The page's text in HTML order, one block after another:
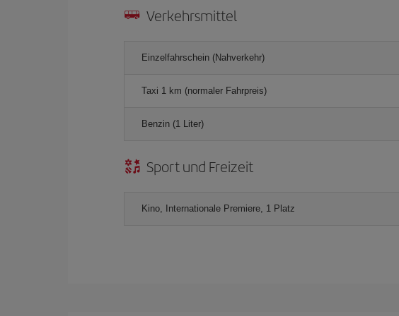
Verkehrsmittel
Einzelfahrschein (Nahverkehr)
Taxi 1 km (normaler Fahrpreis)
Benzin (1 Liter)
Sport und Freizeit
Kino, Internationale Premiere, 1 Platz